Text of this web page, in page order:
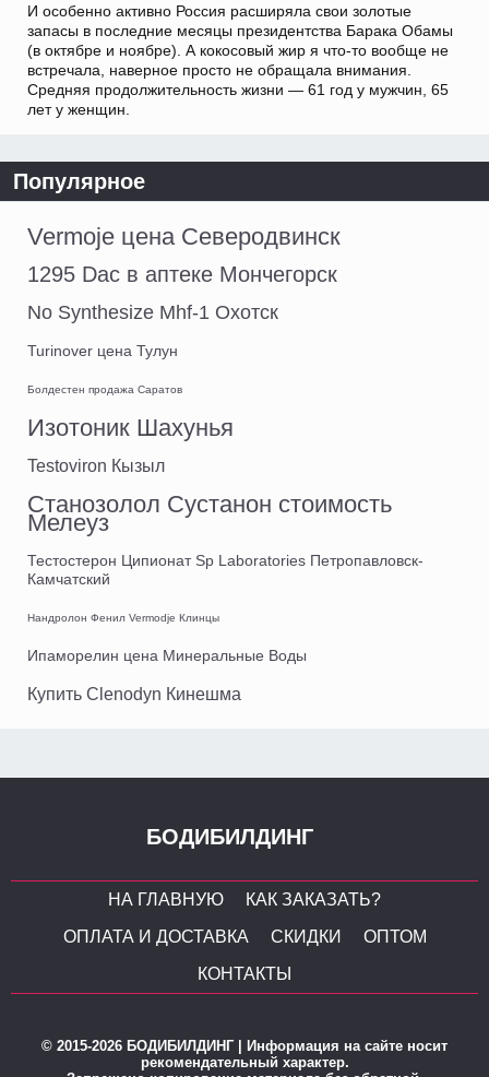
И особенно активно Россия расширяла свои золотые
запасы в последние месяцы президентства Барака Обамы
(в октябре и ноябре). А кокосовый жир я что-то вообще не
встречала, наверное просто не обращала внимания.
Средняя продолжительность жизни — 61 год у мужчин, 65
лет у женщин.
Популярное
Vermoje цена Северодвинск
1295 Dac в аптеке Мончегорск
No Synthesize Mhf-1 Охотск
Turinover цена Тулун
Болдестен продажа Саратов
Изотоник Шахунья
Testoviron Кызыл
Станозолол Сустанон стоимость
Мелеуз
Тестостерон Ципионат Sp Laboratories Петропавловск-
Камчатский
Нандролон Фенил Vermodje Клинцы
Ипаморелин цена Минеральные Воды
Купить Clenodyn Кинешма
БОДИБИЛДИНГ
НА ГЛАВНУЮ
КАК ЗАКАЗАТЬ?
ОПЛАТА И ДОСТАВКА
СКИДКИ
ОПТОМ
КОНТАКТЫ
© 2015-2026 БОДИБИЛДИНГ | Информация на сайте носит
рекомендательный характер.